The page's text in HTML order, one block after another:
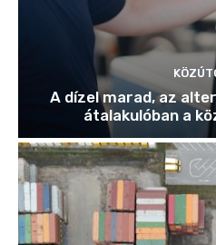
A dízel marad, az
átalakulóban a